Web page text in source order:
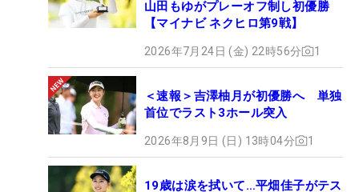
山田もゆがプレーオフ制し初優勝
【マイナビ ネクヒロ第9戦】
2026年7月24日 (金) 22時56分 1
＜速報＞吉澤柚月が初優勝へ 単独
首位でラスト3ホール突入
2026年8月9日 (日) 13時04分 1
19歳は涙を拭いて…平畑佳子がテス